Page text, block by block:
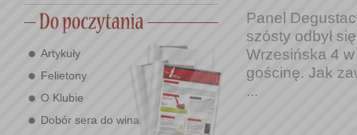
Artykuły
Felietony
O Klubie
Dobór sera do wina
Panel
szósty odbył
Wrzesińska 4
gościnę. Jak
...